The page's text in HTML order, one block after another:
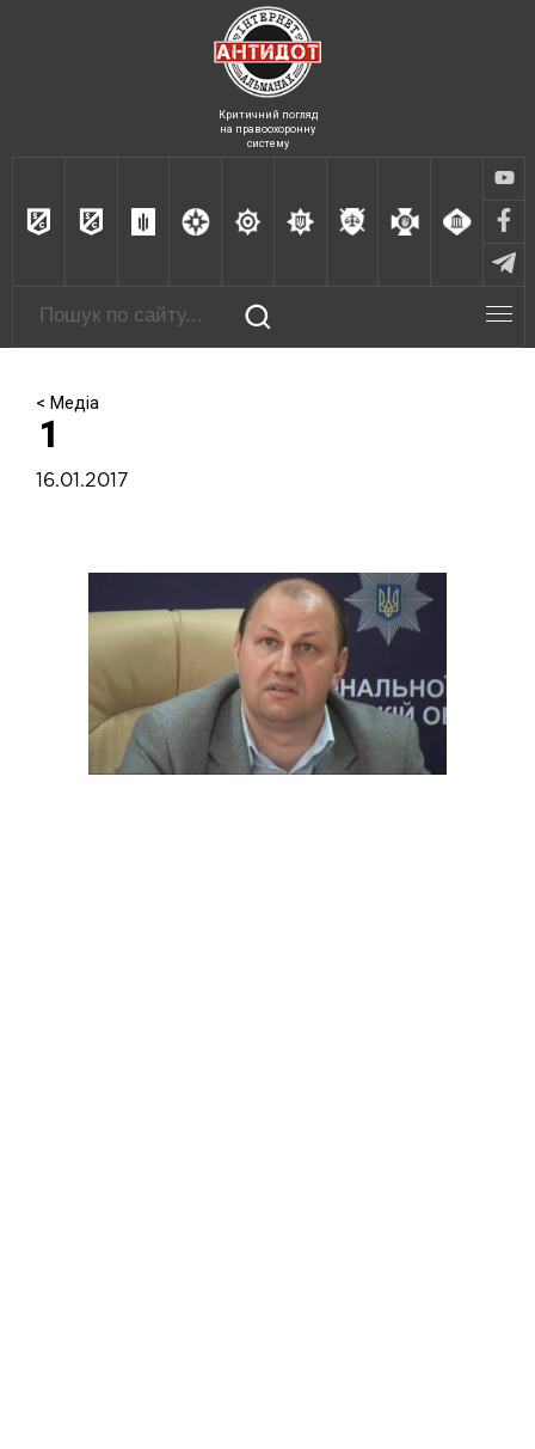
Критичний погляд
на правоохоронну
систему
< Медіа
1
16.01.2017